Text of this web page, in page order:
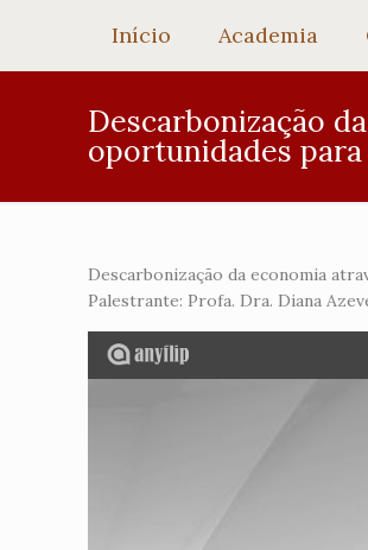
Início Academia
Descarbonização
oportunidades para
Descarbonização da economia
Palestrante: Profa. Dra. Diana